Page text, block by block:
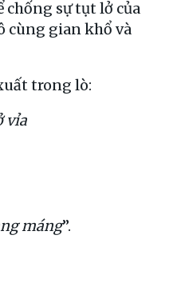
sự tụt lở của
cùng gian khổ và
trong lò:
vỉa
máng”.